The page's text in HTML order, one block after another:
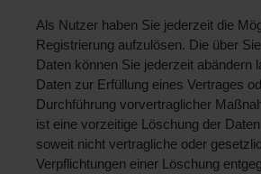
Als Nutzer haben Sie jederzeit die
Registrierung aufzulösen. Die über
Daten können Sie jederzeit abändern
Daten zur Erfüllung eines Vertrages
Durchführung vorvertraglicher
ist eine vorzeitige Löschung der
soweit nicht vertragliche oder
Verpflichtungen einer Löschung